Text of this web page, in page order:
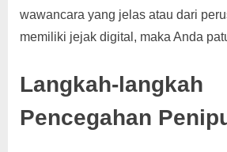
wawancara yang jelas atau dari
memiliki jejak digital, maka Anda
Langkah-langkah
Pencegahan